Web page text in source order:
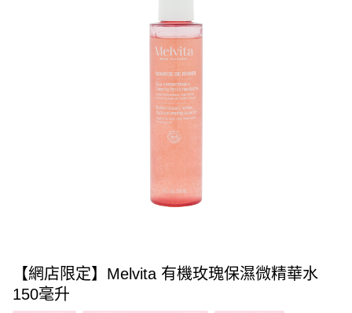
【網店限定】Melvita 有機玫瑰保濕微精華水
150毫升